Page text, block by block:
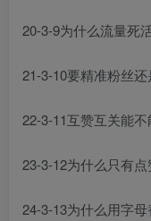
20-3-9为什么流量死
21-3-10要精准粉丝
22-3-11互赞互关能
23-3-12为什么只有
24-3-13为什么用字